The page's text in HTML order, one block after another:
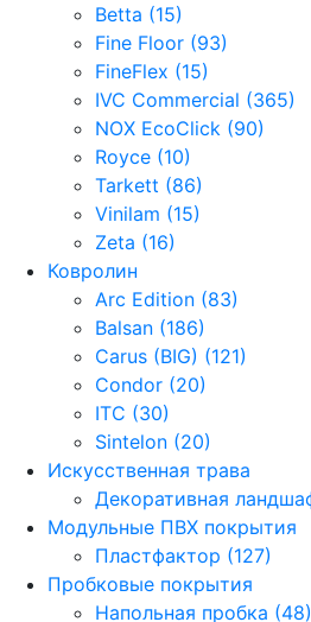
Betta (15)
Fine Floor (93)
FineFlex (15)
IVC Commercial (365)
NOX EcoClick (90)
Royce (10)
Tarkett (86)
Vinilam (15)
Zeta (16)
Ковролин
Arc Edition (83)
Balsan (186)
Carus (BIG) (121)
Condor (20)
ITC (30)
Sintelon (20)
Искусственная трава
Декоративная
Модульные ПВХ покрытия
Пластфактор (127)
Пробковые покрытия
Напольная пробка (48)